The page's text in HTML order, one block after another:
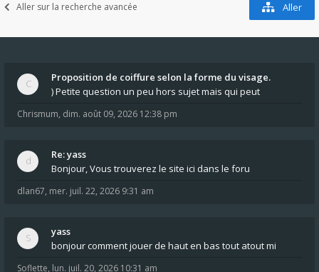
Aller sur la recherche avancée Aller
Proposition de coiffure selon la forme du visage.
) Petite question un peu hors sujet mais qui peut
Chrismum, dim. août 09, 2026 12:38 pm
Re: yass
Bonjour, Vous trouverez le site ici dans le foru
dlan67, mer. juil. 22, 2026 9:31 am
yass
bonjour comment jouer de haut en bas tout atout mi
Soflette, lun. juil. 20, 2026 10:31 am